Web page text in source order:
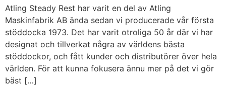
Atling Steady Rest har varit en del av Atling
Maskinfabrik AB ända sedan vi producerade vår första
stöddocka 1973. Det har varit otroliga 50 år där vi har
designat och tillverkat några av världens bästa
stöddockor, och fått kunder och distributörer över hela
världen. För att kunna fokusera ännu mer på det vi gör
bäst […]